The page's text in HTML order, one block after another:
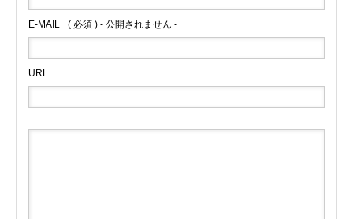
女性ドライバーの1日に密着
求人のご案内
スタッフブログ
E-MAIL ( 必須 ) - 公開されません -
URL